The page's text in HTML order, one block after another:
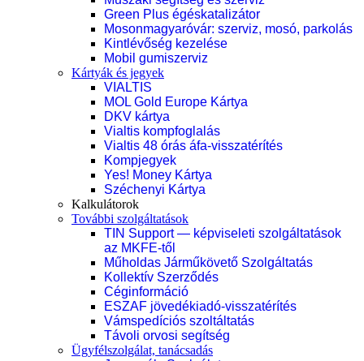
Green Plus égéskatalizátor
Mosonmagyaróvár: szerviz, mosó, parkolás
Kintlévőség kezelése
Mobil gumiszerviz
Kártyák és jegyek
VIALTIS
MOL Gold Europe Kártya
DKV kártya
Vialtis kompfoglalás
Vialtis 48 órás áfa-visszatérítés
Kompjegyek
Yes! Money Kártya
Széchenyi Kártya
Kalkulátorok
További szolgáltatások
TIN Support — képviseleti szolgáltatások
az MKFE-től
Műholdas Járműkövető Szolgáltatás
Kollektív Szerződés
Céginformáció
ESZAF jövedékiadó-visszatérítés
Vámspedíciós szoltáltatás
Távoli orvosi segítség
Ügyfélszolgálat, tanácsadás